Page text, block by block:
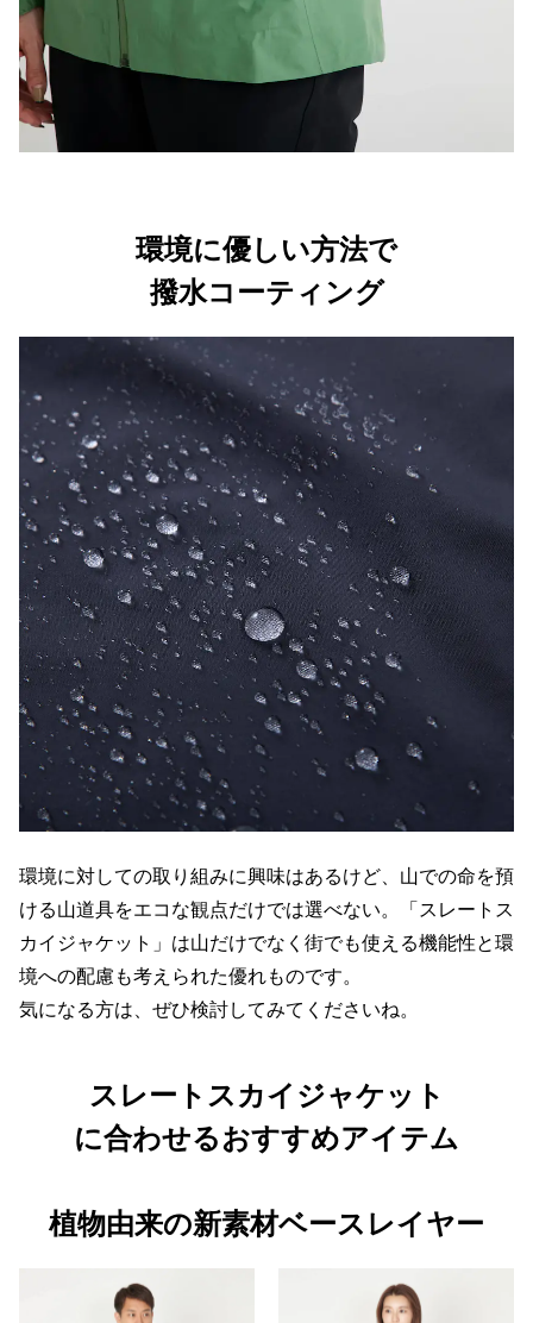
環境に優しい方法で
撥水コーティング
環境に対しての取り組みに興味はあるけど、山での命を預
ける山道具をエコな観点だけでは選べない。「スレートス
カイジャケット」は山だけでなく街でも使える機能性と環
境への配慮も考えられた優れものです。
気になる方は、ぜひ検討してみてくださいね。
スレートスカイジャケット
に合わせるおすすめアイテム
植物由来の新素材ベースレイヤー